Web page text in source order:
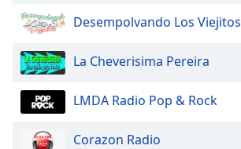
Background
Opacity
Desempolvando Los Viejitos
La Cheverisima Pereira
LMDA Radio Pop & Rock
Corazon Radio